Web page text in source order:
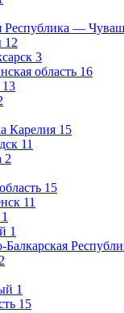
Республика —
12
3
область 16
13
Карелия 15
11
2
15
11
1
1
1
15